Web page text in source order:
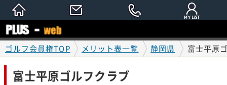
ゴルフ会員権TOP メリット表一覧 静岡県 富士平原
富士平原ゴルフクラブ